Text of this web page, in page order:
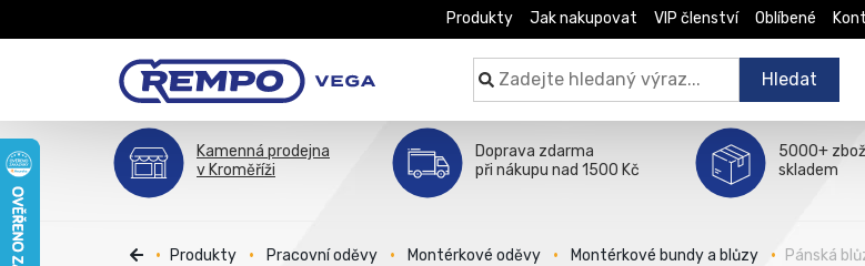
Produkty Jak nakupovat VIP členství Oblíbené
Hledat
Kamenná prodejna
v Kroměříži
Doprava zdarma
při nákupu nad 1500 Kč
5000+
skladem
Produkty Pracovní oděvy Montérkové oděvy Montérkové bundy a blůzy Pánská